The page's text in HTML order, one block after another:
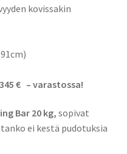
kovissakin
345 € – varastossa!
Bar 20 kg,sopivat
ei kestä pudotuksia